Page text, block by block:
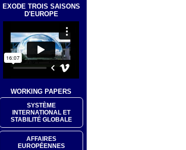
EXODE TROIS SAISONS
D'EUROPE
WORKING PAPERS
SYSTÈME
INTERNATIONAL ET
STABILITÉ GLOBALE
AFFAIRES
EUROPÉENNES